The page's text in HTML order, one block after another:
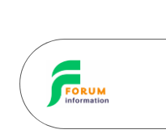
content
F